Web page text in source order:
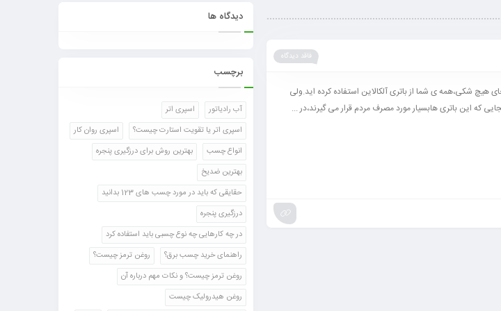
فاقد دیدگاه
هیچ شکی،همه ی شما از باتری آلکالاین استفاده کرده اید.ولی
که این باتری هابسیار مورد مصرف مردم قرار می گیرند،در ...
دیدگاه ها
برچسب
آب رادیاتور
اسپری اتر
اسپری اتر یا تقویت استارت چیست؟
اسپری روان کار
انواع چسب
بهترین روش برای درزگیری پنجره
بهترین ضدیخ
حقایقی که باید در مورد چسب های 123 بدانید
درزگیری پنجره
در چه کارهایی چه نوع چسبی باید استفاده کرد
راهنمای خرید چسب برق؟
روغن ترمز چیست؟
روغن ترمز چیست؟ و نکات مهم درباره آن
روغن هیدرولیک چیست